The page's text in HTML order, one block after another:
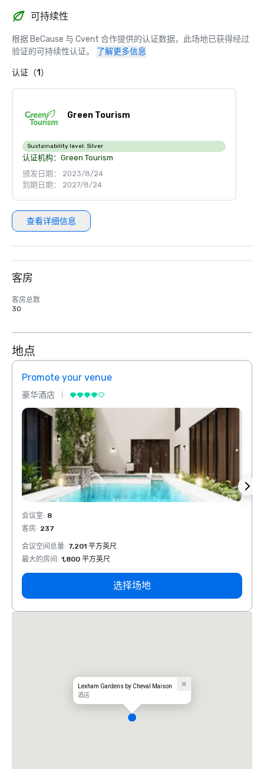
可持续性
根据 BeCause 与 Cvent 合作提供的认证数据，此场地已获得经过
验证的可持续性认证。
了解更多信息
认证（1）
Green Tourism
Sustainability level: Silver
认证机构： Green Tourism
颁发日期： 2023/8/24
到期日期： 2027/8/24
查看详细信息
客房
客房总数
30
地点
Promote your venue
豪华酒店
会议室: 8
客房: 237
会议空间总量: 7,201 平方英尺
最大的房间 : 1,800 平方英尺
选择场地
Lexham Gardens by Cheval Maison
酒店